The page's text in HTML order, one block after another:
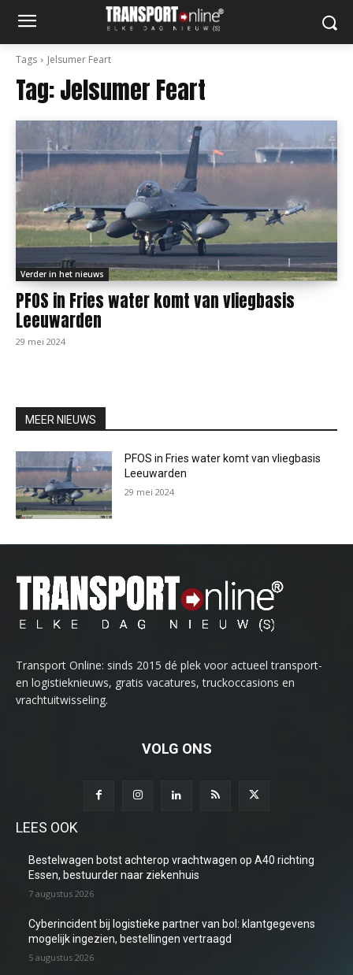
Tags Jelsumer Feart
Tag:Jelsumer Feart
Verder in het nieuws
PFOS in Fries water komt van vliegbasis
Leeuwarden
29 mei 2024
MEER NIEUWS
PFOS in Fries water komt van vliegbasis
Leeuwarden
29 mei 2024
Transport Online: sinds 2015 dé plek voor actueel transport-
en logistieknieuws, gratis vacatures, truckoccasions en
vrachtuitwisseling.
VOLG ONS
LEES OOK
Bestelwagen botst achterop vrachtwagen op A40 richting
Essen, bestuurder naar ziekenhuis
7 augustus 2026
Cyberincident bij logistieke partner van bol: klantgegevens
mogelijk ingezien, bestellingen vertraagd
5 augustus 2026